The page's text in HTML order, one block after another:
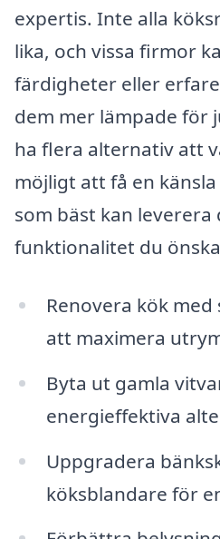
expertis. Inte alla
lika, och vissa firmor
färdigheter eller
dem mer lämpade för
ha flera alternativ att
möjligt att få en
som bäst kan leverera
funktionalitet du
Renovera kök
att maximera
Byta ut gamla
energieffektiva
Uppgradera
köksblandare för